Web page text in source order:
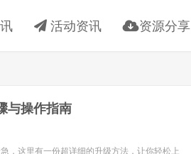
活动资讯 资源分享
与操作指南
，这里有一份超详细的升级方法，让你轻松上